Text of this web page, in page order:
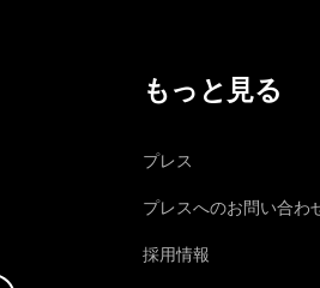
もっと見る
プレス
プレスへのお問い合わ
採用情報